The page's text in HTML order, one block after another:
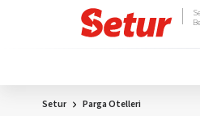
Setur Parga Otelleri